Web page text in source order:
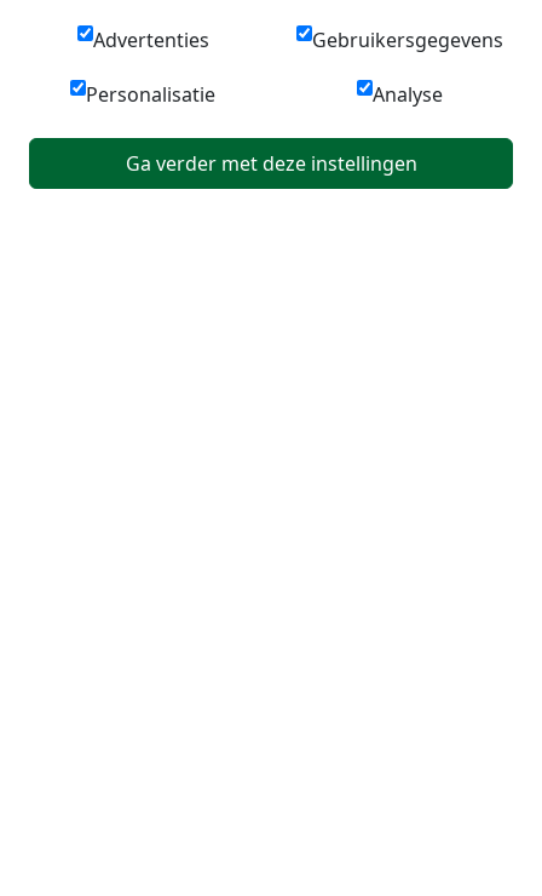
Advertenties Gebruikersgegevens
Personalisatie Analyse
Ga verder met deze instellingen